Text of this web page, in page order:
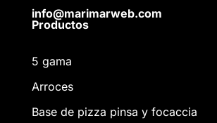
info@marimarweb.com
Productos
5 gama
Arroces
Base de pizza pinsa y focaccia